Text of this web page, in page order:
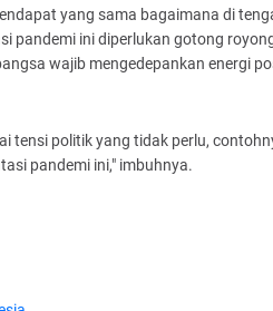
yang sama bagaimana di
pandemi ini diperlukan gotong
wajib mengedepankan energi
tensi politik yang tidak perlu,
pandemi ini," imbuhnya.